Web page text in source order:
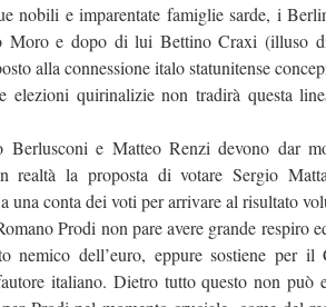
nobili e imparentate famiglie sarde, i
Moro e dopo di lui Bettino Craxi (illuso
alla connessione italo statunitense
elezioni quirinalizie non tradirà questa
e Matteo Renzi devono dar
realtà la proposta di votare Sergio
una conta dei voti per arrivare al risultato
Prodi non pare avere grande respiro
nemico dell’euro, eppure sostiene per
italiano. Dietro tutto questo non può